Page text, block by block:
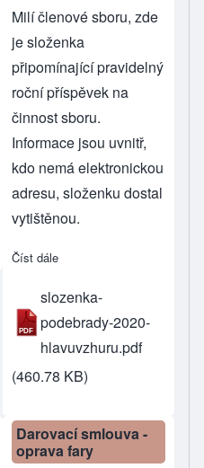
Milí členové sboru, zde
je složenka
připomínající pravidelný
roční příspěvek na
činnost sboru.
Informace jsou uvnitř,
kdo nemá elektronickou
adresu, složenku dostal
vytištěnou.
Číst dále
slozenka-
podebrady-2020-
hlavuvzhuru.pdf
(460.78 KB)
Darovací smlouva -
oprava fary